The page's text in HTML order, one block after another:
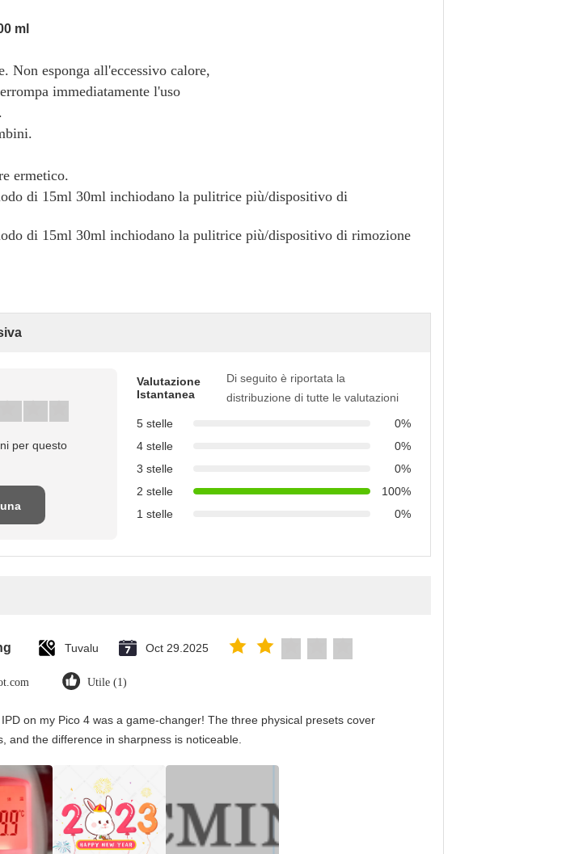
ml
Non esponga all'eccessivo calore,
immediatamente l'uso
ermetico.
per questo
Valutazione
Istantanea
Di seguito è riportata la
distribuzione di tutte le valutazioni
5 stelle
0%
4 stelle
0%
3 stelle
0%
2 stelle
100%
1 stelle
0%
Tuvalu Oct 29.2025
Utile (1)
on my Pico 4 was a game-changer! The three physical presets cover
and the difference in sharpness is noticeable.